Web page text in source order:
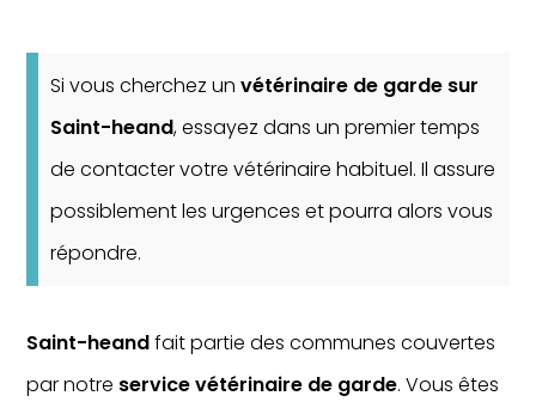
Si vous cherchez unvétérinaire de garde sur
Saint-heand, essayez dans un premier temps
de contacter votre vétérinaire habituel. Il assure
possiblement les urgences et pourra alors vous
répondre.
Saint-heandfait partie des communes couvertes
par notre service vétérinaire de garde. Vous êtes